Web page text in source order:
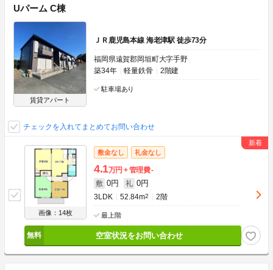
Uパーム C棟
賃貸アパート
ＪＲ鹿児島本線 海老津駅 徒歩73分
福岡県遠賀郡岡垣町大字手野
築34年
軽量鉄骨 2階建
駐車場あり
チェックを入れてまとめてお問い合わせ
画像：14枚
敷金なし 礼金なし
4.1万円 管理費-
敷 0円 礼 0円
3LDK 52.84m2 2階
最上階
空室状況をお問い合わせ